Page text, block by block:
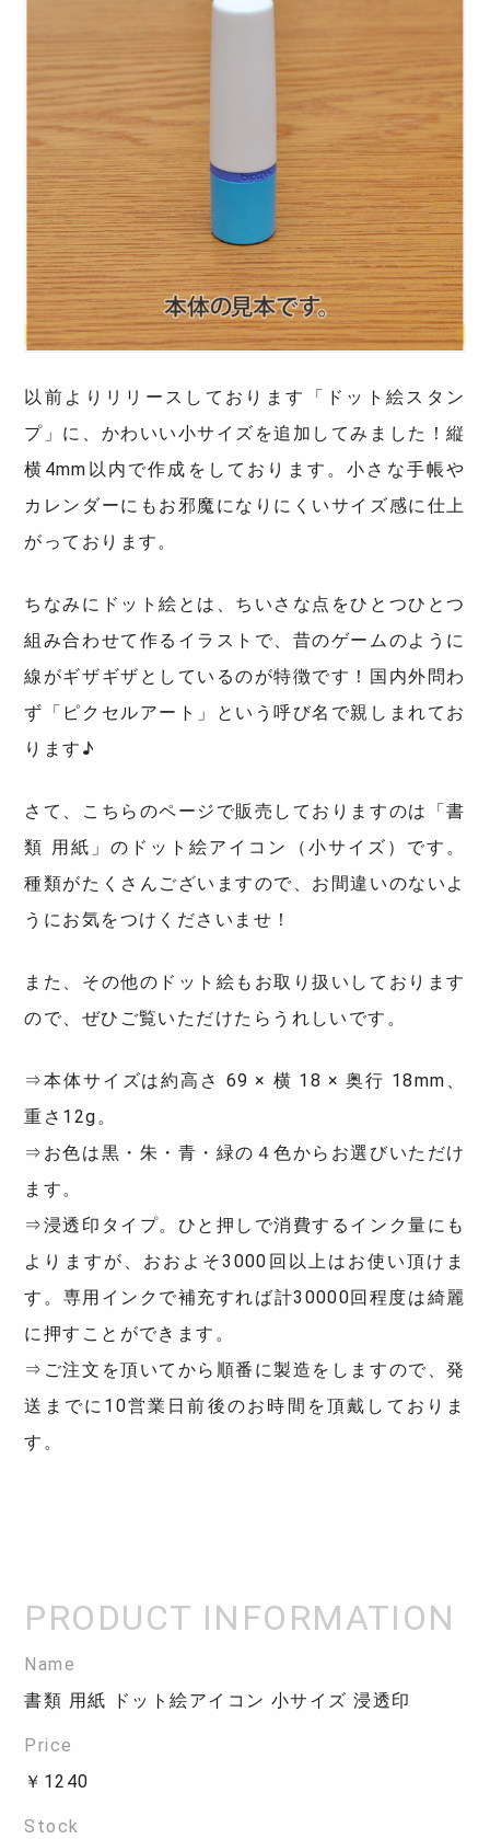
以前よりリリースしております「ドット絵スタン
プ」に、かわいい小サイズを追加してみました！縦
横4mm以内で作成をしております。小さな手帳や
カレンダーにもお邪魔になりにくいサイズ感に仕上
がっております。
ちなみにドット絵とは、ちいさな点をひとつひとつ
組み合わせて作るイラストで、昔のゲームのように
線がギザギザとしているのが特徴です！国内外問わ
ず「ピクセルアート」という呼び名で親しまれてお
ります♪
さて、こちらのページで販売しておりますのは「書
類 用紙」のドット絵アイコン（小サイズ）です。
種類がたくさんございますので、お間違いのないよ
うにお気をつけくださいませ！
また、その他のドット絵もお取り扱いしております
ので、ぜひご覧いただけたらうれしいです。
⇒本体サイズは約高さ 69 × 横 18 × 奥行 18mm、
重さ12g。
⇒お色は黒・朱・青・緑の４色からお選びいただけ
ます。
⇒浸透印タイプ。ひと押しで消費するインク量にも
よりますが、おおよそ3000回以上はお使い頂けま
す。専用インクで補充すれば計30000回程度は綺麗
に押すことができます。
⇒ご注文を頂いてから順番に製造をしますので、発
送までに10営業日前後のお時間を頂戴しておりま
す。
Name
書類 用紙 ドット絵アイコン 小サイズ 浸透印
Price
￥1240
Stock